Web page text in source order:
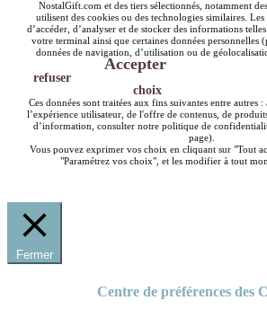
NostalGift.com et des tiers sélectionnés, notamment
utilisent des cookies ou des technologies similaires.
d’accéder, d’analyser et de stocker des informations
votre terminal ainsi que certaines données personnelles
données de navigation, d’utilisation ou de
Accepter
refuser
choix
Ces données sont traitées aux fins suivantes entre autres
l’expérience utilisateur, de l'offre de contenus, de
d’information, consulter notre politique de
page).
Vous pouvez exprimer vos choix en cliquant sur "Tout
"Paramétrez vos choix", et les modifier à tout
Fermer
Centre de préférences des